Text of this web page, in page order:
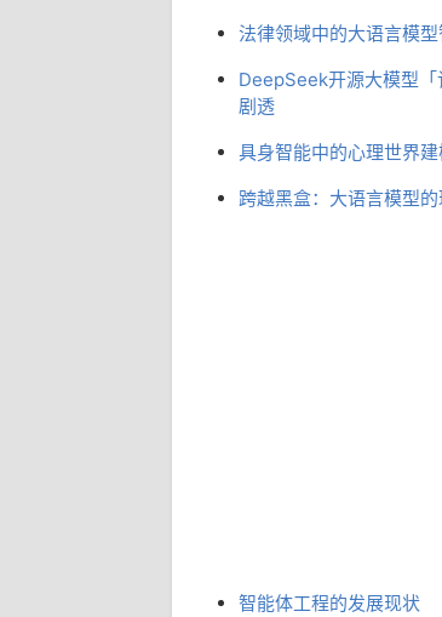
法律领域中的大语言模
DeepSeek开源大模型
剧透
具身智能中的心理世界
跨越黑盒：大语言模型
智能体工程的发展现状